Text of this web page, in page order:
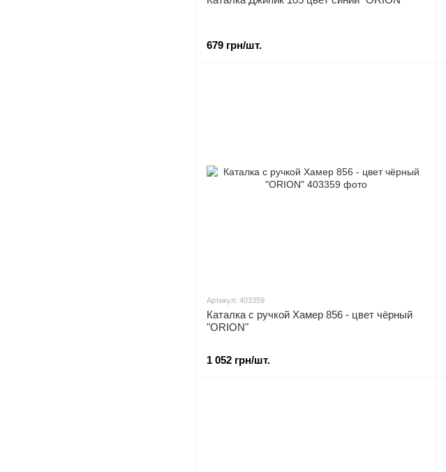
679 грн/шт.
Артикул: 403359
Каталка с ручкой Хамер 856 - цвет чёрный
"ORION"
1 052 грн/шт.